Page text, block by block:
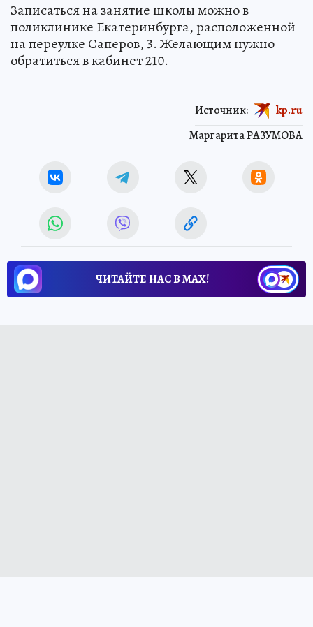
Записаться на занятие школы можно в
поликлинике Екатеринбурга, расположенной
на переулке Саперов, 3. Желающим нужно
обратиться в кабинет 210.
Маргарита РАЗУМОВА
Источник: kp.ru
ЧИТАЙТЕ НАС В МАХ!